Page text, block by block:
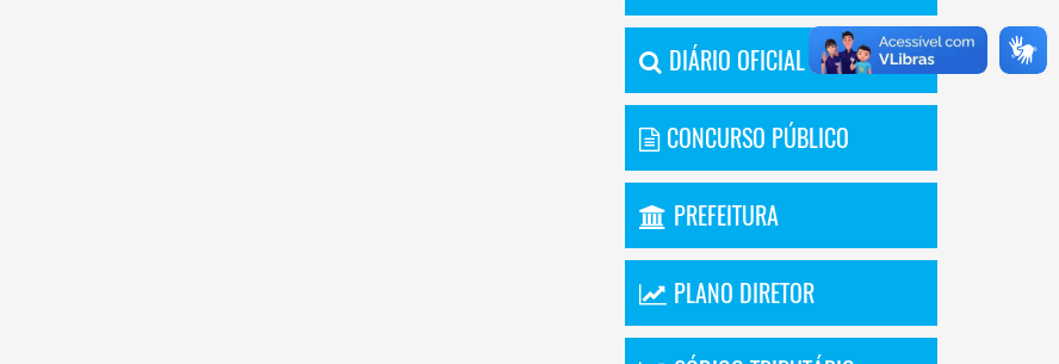
DIÁRIO OFICIAL
CONCURSO PÚBLICO
PREFEITURA
PLANO DIRETOR